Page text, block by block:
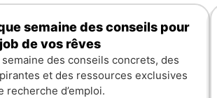
semaine des conseils pour
de vos rêves
des conseils concrets, des
et des ressources exclusives
recherche d’emploi.